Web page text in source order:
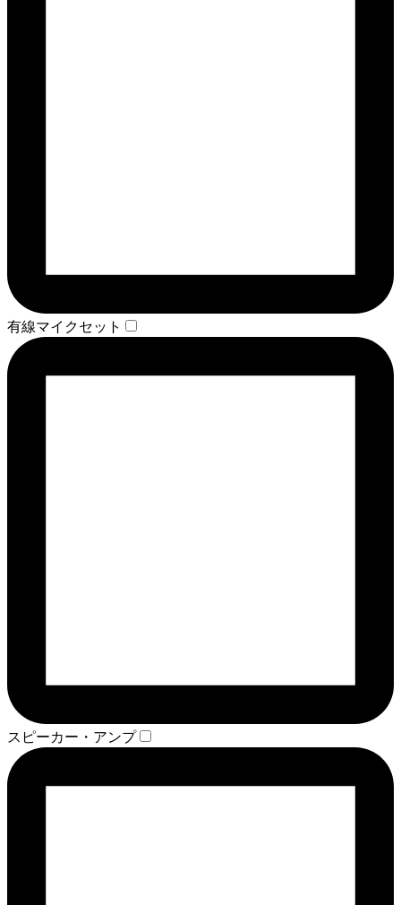
有線マイクセット
スピーカー・アンプ